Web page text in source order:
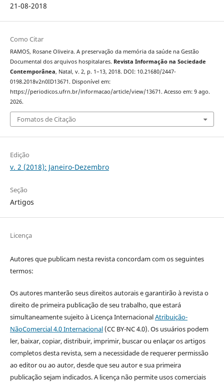
21-08-2018
Como Citar
RAMOS, Rosane Oliveira. A preservação da memória da saúde na Gestão
Documental dos arquivos hospitalares. Revista Informação na Sociedade
Contemporânea, Natal, v. 2, p. 1–13, 2018. DOI: 10.21680/2447-
0198.2018v2n0ID13671. Disponível em:
https://periodicos.ufrn.br/informacao/article/view/13671. Acesso em: 9 ago.
2026.
Fomatos de Citação
Edição
v. 2 (2018): Janeiro-Dezembro
Seção
Artigos
Licença
Autores que publicam nesta revista concordam com os seguintes
termos:
Os autores manterão seus direitos autorais e garantirão à revista o
direito de primeira publicação de seu trabalho, que estará
simultaneamente sujeito à Licença InternacionalAtribuição-
NãoComercial 4.0 Internacional(CC BY-NC 4.0). Os usuários podem
ler, baixar, copiar, distribuir, imprimir, buscar ou enlaçar os artigos
completos desta revista, sem a necessidade de requerer permissão
ao editor ou ao autor, desde que seu autor e sua primeira
publicação sejam indicados. A licença não permite usos comerciais